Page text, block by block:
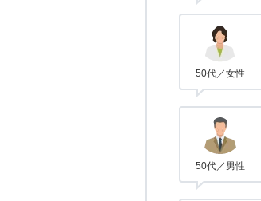
50代／女性
50代／男性